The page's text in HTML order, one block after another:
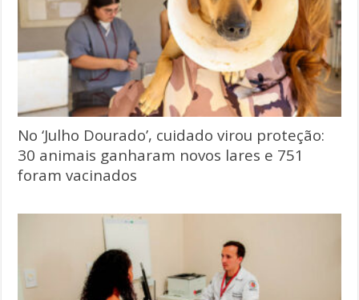
No ‘Julho Dourado’, cuidado virou proteção:
30 animais ganharam novos lares e 751
foram vacinados